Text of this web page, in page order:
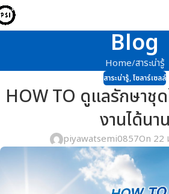
Blog
Home สาระน่ารู้
สาระน่ารู้,โซลาร์เซลล์
HOW TO ดูแลรักษาชุด
งานได้นาน
piyawatsemi0857On 22